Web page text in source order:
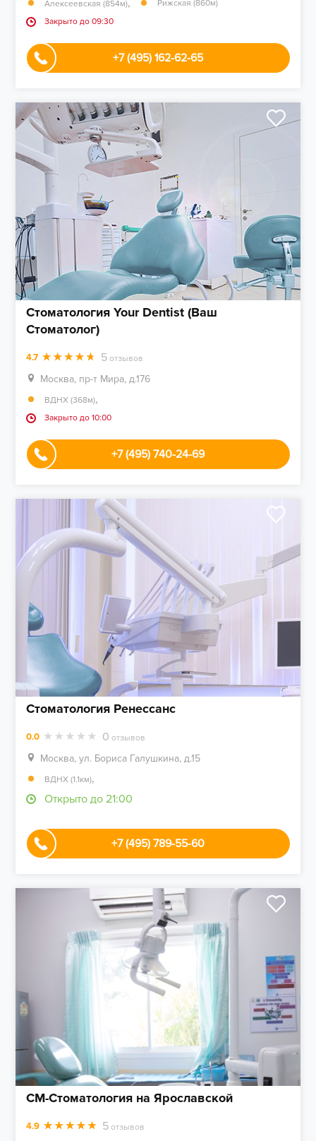
Алексеевская (854м),
Рижская (860м)
Закрыто до 09:30
+7 (495) 162-62-65
Стоматология Your Dentist (Ваш
Стоматолог)
4.7 5 отзывов
Москва, пр-т Мира, д.176
ВДНХ (368м),
Закрыто до 10:00
+7 (495) 740-24-69
Стоматология Ренессанс
0.0 0 отзывов
Москва, ул. Бориса Галушкина, д.15
ВДНХ (1.1км),
Открыто до 21:00
+7 (495) 789-55-60
СМ-Стоматология на Ярославской
4.9 5 отзывов